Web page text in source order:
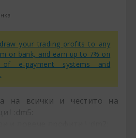
your trading profits to any
or bank, and earn up to 7% on
e-payment systems and
на всички и честито на
! :dm5: